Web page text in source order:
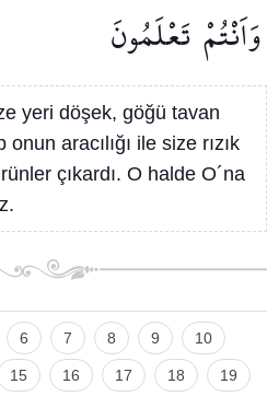
وَاَنْتُمْتَعْلَمُونَ
yeri döşek, göğü tavan
aracılığı ile size rızık
çıkardı. O halde O´na
6 7 8 9 10
15 16 17 18 19